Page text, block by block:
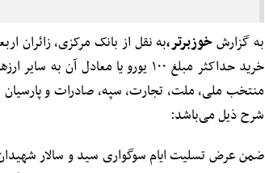
به گزارشخوزبرتر،به نقل از بانک مرکزی، زائران
خرید حداکثر مبلغ ۱۰۰ یورو یا
منتخب ملی، ملت، تجارت، سپه، صادرات و
شرح ذیل می‌باشد:
ضمن عرض تسلیت ایام سوگواری سید و سالار شهیدان